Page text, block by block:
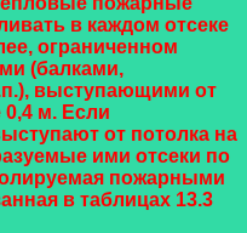
в каждом отсеке
ограниченном
(балками,
выступающими от
0,4 м. Если
от потолка на
ими отсеки по
пожарными
в таблицах 13.3